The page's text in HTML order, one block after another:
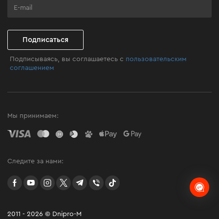
Клуб мастерства
Подписаться
Подписываясь, вы соглашаетесь с пользовательским
соглашением
2011 - 2026 © Dnipro-M
Мы принимаем:
Следите за нами:
facebookyoutubeinstagramtwittertelegram
Viber TikTok